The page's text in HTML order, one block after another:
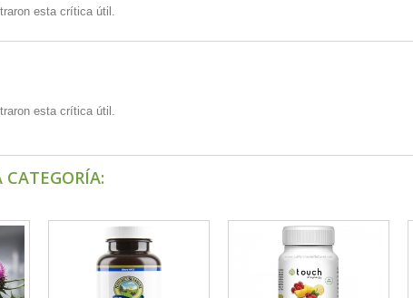
esta crítica útil.
esta crítica útil.